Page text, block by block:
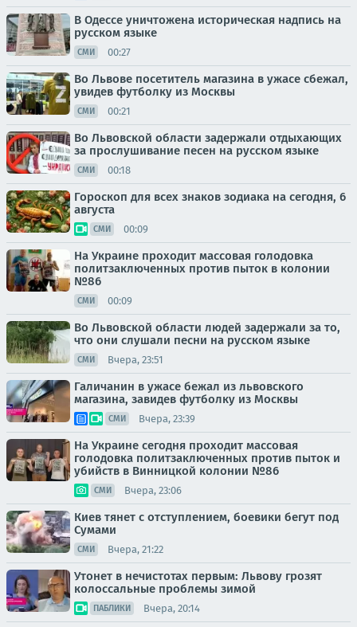
В Одессе уничтожена историческая надпись на
русском языке
СМИ 00:27
Во Львове посетитель магазина в ужасе сбежал,
увидев футболку из Москвы
СМИ 00:21
Во Львовской области задержали отдыхающих
за прослушивание песен на русском языке
СМИ 00:18
Гороскоп для всех знаков зодиака на сегодня, 6
августа
СМИ 00:09
На Украине проходит массовая голодовка
политзаключенных против пыток в колонии
№86
СМИ 00:09
Во Львовской области людей задержали за то,
что они слушали песни на русском языке
СМИ Вчера, 23:51
Галичанин в ужасе бежал из львовского
магазина, завидев футболку из Москвы
СМИ Вчера, 23:39
На Украине сегодня проходит массовая
голодовка политзаключенных против пыток и
убийств в Винницкой колонии №86
СМИ Вчера, 23:06
Киев тянет с отступлением, боевики бегут под
Сумами
СМИ Вчера, 21:22
Утонет в нечистотах первым: Львову грозят
колоссальные проблемы зимой
ПАБЛИКИ Вчера, 20:14